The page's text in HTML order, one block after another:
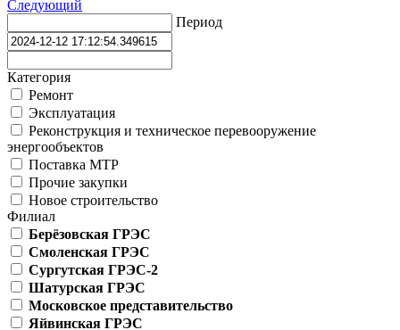
Следующий
Период
Категория
Ремонт
Эксплуатация
Реконструкция и техническое перевооружение
энергообъектов
Поставка МТР
Прочие закупки
Новое строительство
Филиал
Берёзовская ГРЭС
Смоленская ГРЭС
Сургутская ГРЭС-2
Шатурская ГРЭС
Московское представительство
Яйвинская ГРЭС